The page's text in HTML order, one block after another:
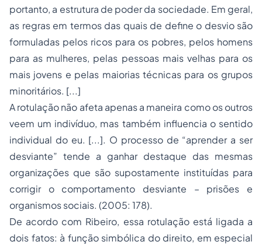
portanto, a estrutura de poder da sociedade. Em geral,
as regras em termos das quais de define o desvio são
formuladas pelos ricos para os pobres, pelos homens
para as mulheres, pelas pessoas mais velhas para os
mais jovens e pelas maiorias técnicas para os grupos
minoritários. [...]
A rotulação não afeta apenas a maneira como os outros
veem um indivíduo, mas também influencia o sentido
individual do eu. [...]. O processo de “aprender a ser
desviante” tende a ganhar destaque das mesmas
organizações que são supostamente instituídas para
corrigir o comportamento desviante – prisões e
organismos sociais. (2005: 178).
De acordo com Ribeiro, essa rotulação está ligada a
dois fatos: à função simbólica do direito, em especial